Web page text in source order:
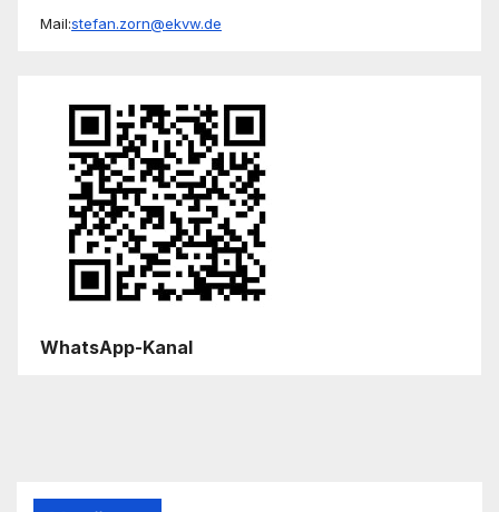
Mail:stefan.zorn@ekvw.de
WhatsApp-Kanal